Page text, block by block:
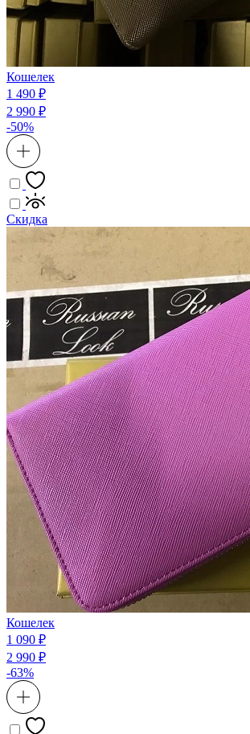
Кошелек
1 490 ₽
2 990 ₽
-50%
Скидка
Кошелек
1 090 ₽
2 990 ₽
-63%